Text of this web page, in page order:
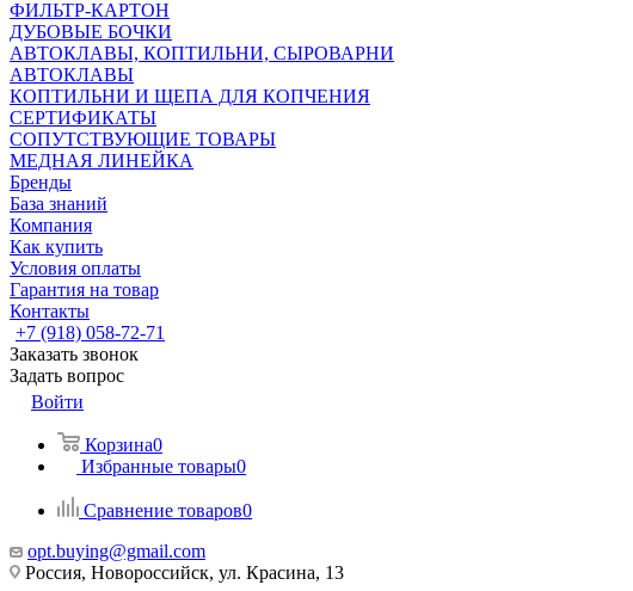
ФИЛЬТР-КАРТОН
ДУБОВЫЕ БОЧКИ
АВТОКЛАВЫ, КОПТИЛЬНИ, СЫРОВАРНИ
АВТОКЛАВЫ
КОПТИЛЬНИ И ЩЕПА ДЛЯ КОПЧЕНИЯ
СЕРТИФИКАТЫ
СОПУТСТВУЮЩИЕ ТОВАРЫ
МЕДНАЯ ЛИНЕЙКА
Бренды
База знаний
Компания
Как купить
Условия оплаты
Гарантия на товар
Контакты
+7 (918) 058-72-71
Заказать звонок
Задать вопрос
Войти
Корзина0
Избранные товары0
Сравнение товаров0
opt.buying@gmail.com
Россия, Новороссийск, ул. Красина, 13